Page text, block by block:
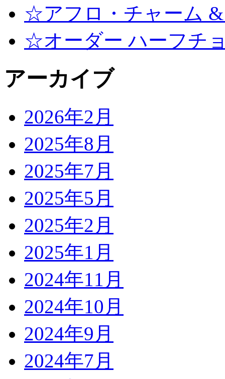
☆アフロ・チャーム
☆オーダー ハーフチ
アーカイブ
2026年2月
2025年8月
2025年7月
2025年5月
2025年2月
2025年1月
2024年11月
2024年10月
2024年9月
2024年7月